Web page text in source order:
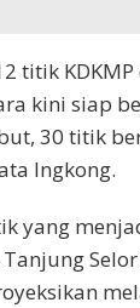
titik
kini siap
30 titik
Ingkong.
yang